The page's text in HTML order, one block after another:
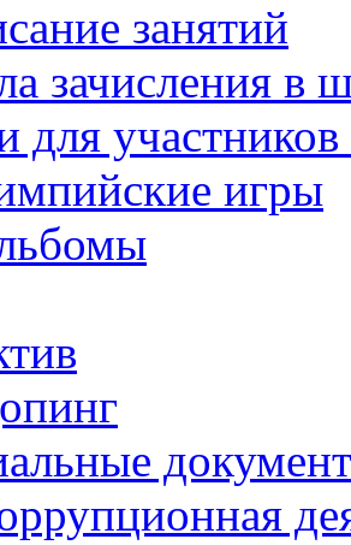
занятий
зачисления в
для
игры